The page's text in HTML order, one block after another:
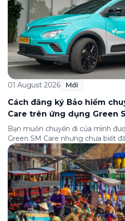
01 August 2026 Mới
Cách đăng ký Bảo hiểm
Care trên ứng dụng Green
Bạn muốn chuyến đi của mình
Green SM Care nhưng chưa biết
dưới đây sẽ hướng dẫn chi tiết
gia) gói bảo hiểm này ngay trên
những lưu ý quan trọng trước khi